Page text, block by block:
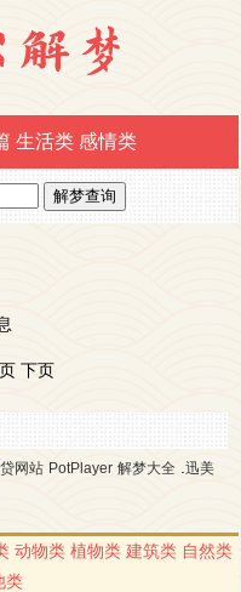
生活类 感情类
下页
网站 PotPlayer 解梦大全
迅美
动物类 植物类 建筑类 自然类
类